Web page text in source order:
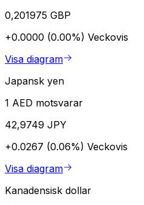
0,201975 GBP
+0.0000 (0.00%) Veckovis
Visa diagram
Japansk yen
1 AED motsvarar
42,9749 JPY
+0.0267 (0.06%) Veckovis
Visa diagram
Kanadensisk dollar